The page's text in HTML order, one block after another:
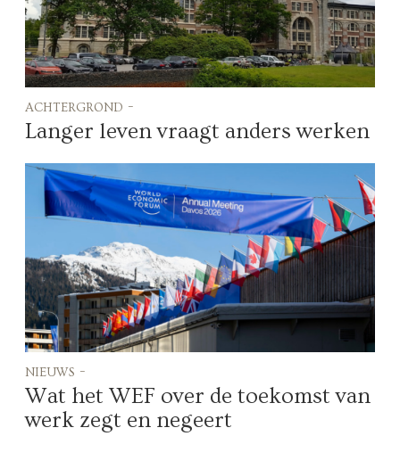
achtergrond -
Langer leven vraagt anders werken
nieuws -
Wat het WEF over de toekomst van
werk zegt en negeert